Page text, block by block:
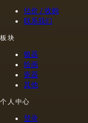
估价 / 收购
联系我们
板块
银器
绘画
瓷器
其他
个人中心
登录